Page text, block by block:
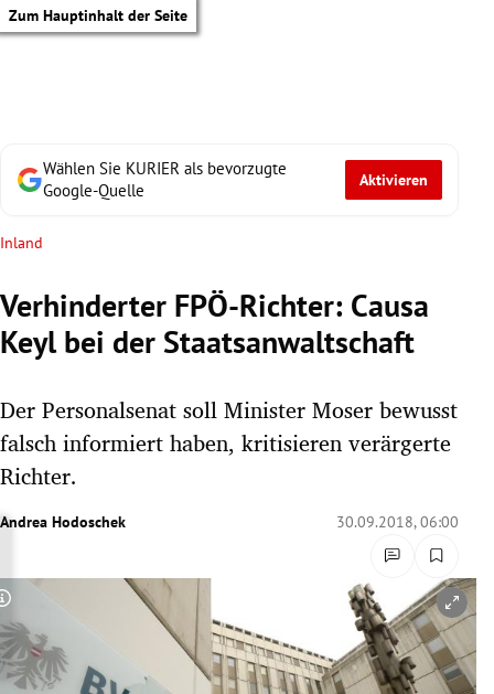
Zum Hauptinhalt der Seite
Untermenü
Untermenü
Untermenü
Untermenü
Wählen Sie KURIER als bevorzugte
Google-Quelle
Aktivieren
Inland
Verhinderter FPÖ-Richter: Causa
Keyl bei der Staatsanwaltschaft
Der Personalsenat soll Minister Moser bewusst
falsch informiert haben, kritisieren verärgerte
Richter.
Andrea Hodoschek 30.09.2018, 06:00
Copyright-Hinweis öffnen/schließen